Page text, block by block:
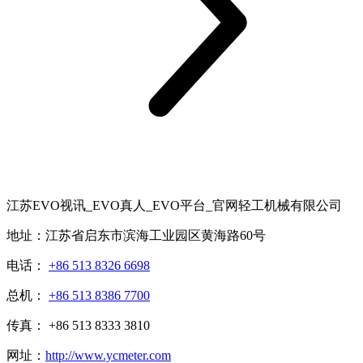
江苏EVO视讯_EVO真人_EVO平台_官网轻工机械有限公司
地址：江苏省启东市滨海工业园区黄海路60号
电话： +86 513 8326 6698
总机： +86 513 8386 7700
传真： +86 513 8333 3810
网址： http://www.ycmeter.com